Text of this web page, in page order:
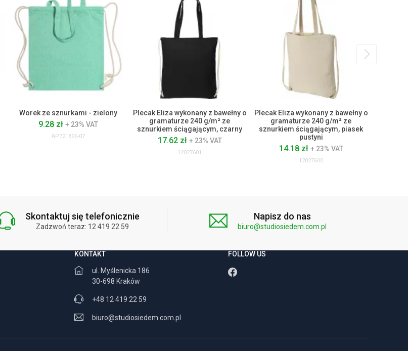
Worek ze sznurkami - zielony
9.28 zł + 23% VAT
AP721896-07
Plecak Eliza wykonany z bawełny o
gramaturze 240 g/m² ze
sznurkiem ściągającym, czarny
17.62 zł + 23% VAT
12027601
Plecak Eliza wykonany z bawełny o
gramaturze 240 g/m² ze
sznurkiem ściągającym, piasek
pustyni
14.18 zł + 23% VAT
12027600
Skontaktuj się telefonicznie
Zadzwoń teraz: 12 419 22 59
Napisz do nas
biuro@studiosiedem.com.pl
KONTAKT
ul. Myślenicka 186
30-698 Kraków
+48 12 419 22 59
biuro@studiosiedem.com.pl
FOLLOW US